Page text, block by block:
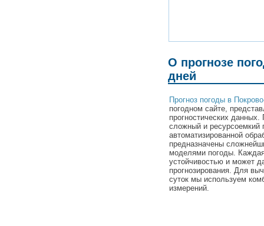
О прогнозе
дней
Прогноз погоды в
погодном сайте,
прогностических
сложный и ресурсоемкий
автоматизированной
предназначены
моделями погоды.
устойчивостью и может
прогнозирования. Для
суток мы используем
измерений.